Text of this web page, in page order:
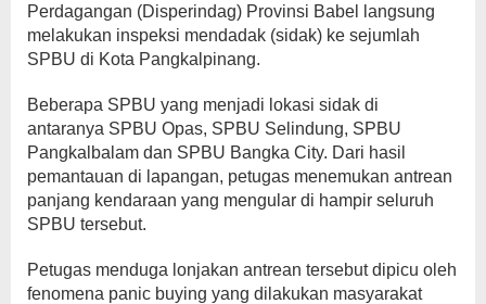
Perdagangan (Disperindag) Provinsi Babel langsung
melakukan inspeksi mendadak (sidak) ke sejumlah
SPBU di Kota Pangkalpinang.
Beberapa SPBU yang menjadi lokasi sidak di
antaranya SPBU Opas, SPBU Selindung, SPBU
Pangkalbalam dan SPBU Bangka City. Dari hasil
pemantauan di lapangan, petugas menemukan antrean
panjang kendaraan yang mengular di hampir seluruh
SPBU tersebut.
Petugas menduga lonjakan antrean tersebut dipicu oleh
fenomena panic buying yang dilakukan masyarakat